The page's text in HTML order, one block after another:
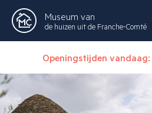
Museum van
de huizen uit de Franche-Comté
Openingstijden vandaag: